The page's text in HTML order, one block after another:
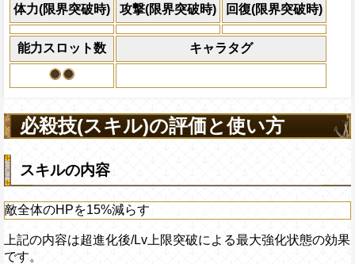
体力(限界突破時) 攻撃(限界突破時) 回復(限界突破時)
能力スロット数 キャラタグ
必殺技
×30倍の全プレイヤー
(最大体力の2倍上限
えている時、体力満
になる)、全プレイヤ
アクション
を30%下げ、射撃タ
げる
必殺技(スキル)の評価と使い方
スキルの内容
敵全体のHPを15%減らす
上記の内容は超進化後/Lv上限突破による最大強化状態の効果
です。